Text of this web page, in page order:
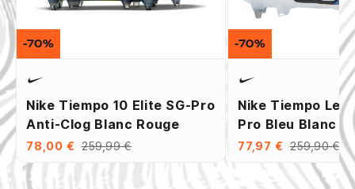
Nike Tiempo 10 Elite SG-Pro
Anti-Clog Blanc Rouge
78,00 € 259,99 €
-70%
Nike Tiempo
Pro Bleu Blanc
77,97 € 259,90 €
-70%